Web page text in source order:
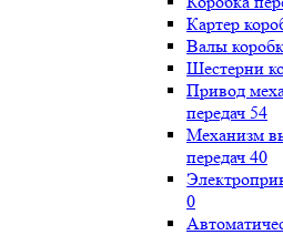
Картер
Валы
Шестерни
Привод
передач 54
Механизм
передач 40
0